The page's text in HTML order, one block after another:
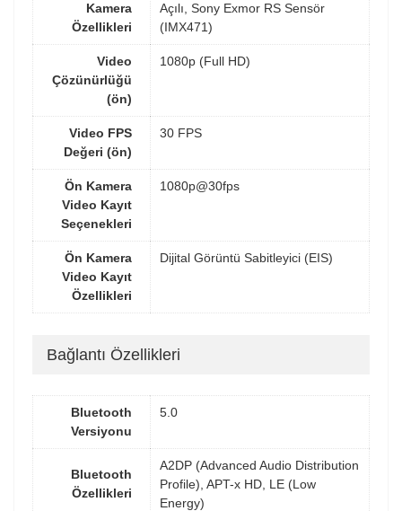
Kamera
Özellikleri
Açılı, Sony Exmor RS Sensör
(IMX471)
Video
Çözünürlüğü
(ön)
1080p (Full HD)
Video FPS
Değeri (ön)
30 FPS
Ön Kamera
Video Kayıt
Seçenekleri
1080p@30fps
Ön Kamera
Video Kayıt
Özellikleri
Dijital Görüntü Sabitleyici (EIS)
Bağlantı Özellikleri
Bluetooth
Versiyonu
5.0
Bluetooth
Özellikleri
A2DP (Advanced Audio Distribution
Profile), APT-x HD, LE (Low
Energy)